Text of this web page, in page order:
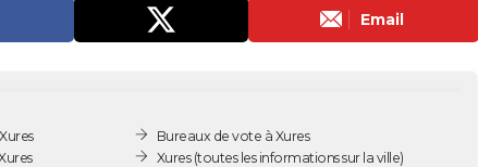
Email
Bureaux de vote à Xures
Xures(toutes les informations sur la ville)